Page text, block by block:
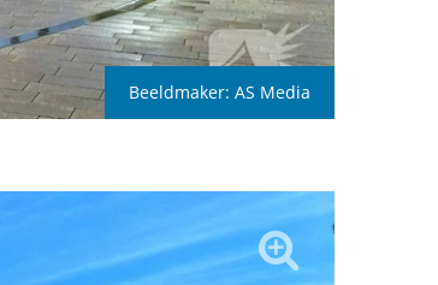
Beeldmaker: AS Media